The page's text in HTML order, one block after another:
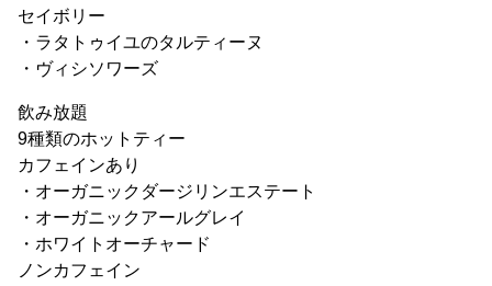
セイボリー
・ラタトゥイユのタルティーヌ
・ヴィシソワーズ
飲み放題
9種類のホットティー
カフェインあり
・オーガニックダージリンエステート
・オーガニックアールグレイ
・ホワイトオーチャード
ノンカフェイン